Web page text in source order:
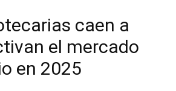
caen a
el mercado
en 2025